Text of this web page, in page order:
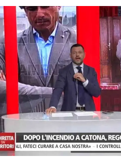
AMBIENTE
SOCIETÀ
CULTURA
ECONOMIA E LAVORO
EVENTI
SPORT
Streaming